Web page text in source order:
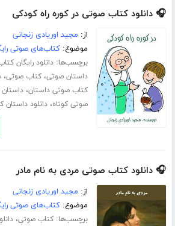
🎧 دانلود کتاب صوتی در کوره راه کودکی
از: مجید اوریادی زنجانی
موضوع:کتاب‌های صوتی
برچسب‌ها:دانلود رایگان
داستان صوتی،کتاب صوتی،
کتاب صوتی داستان،
صوتی کوتاه،دانلود داستان
🎧 دانلود کتاب صوتی مردی به نام مادر
از: مجید اوریادی زنجانی
موضوع:کتاب‌های صوتی
برچسب‌ها:کتاب صوتی،